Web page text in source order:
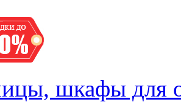
шкафы для